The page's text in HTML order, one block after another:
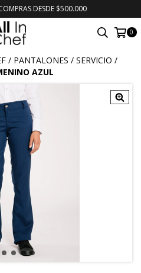
DESDE $500.000
0
/ PANTALONES / SERVICIO /
AZUL